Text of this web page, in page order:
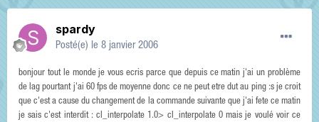
spardy
Posté(e) le 8 janvier 2006
bonjour tout le monde je vous ecris parce que depuis ce matin j'ai un problème
de lag pourtant j'ai 60 fps de moyenne donc ce ne peut etre dut au ping :s je croit
que c'est a cause du changement de la commande suivante que j'ai fete ce matin
je sais c'est interdit : cl_interpolate 1.0> cl_interpolate 0 mais je voulé voir ce